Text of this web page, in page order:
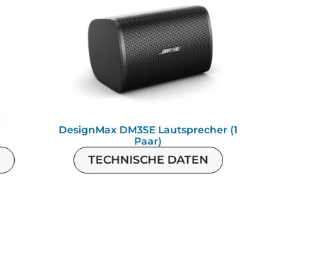
DesignMax DM3SE Lautsprecher (1
Paar)
TECHNISCHE DATEN